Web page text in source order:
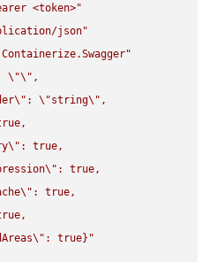
<token>"
json"
\"\" ,
\" : \"string\" ,
\" : true,
\" : true,
\" : true,
\" : true}"